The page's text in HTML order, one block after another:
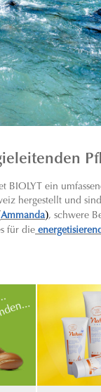
BIOLYT ein
hergestellt und
Ammanda), schwere
für die